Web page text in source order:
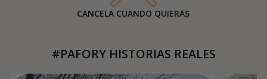
CANCELA CUANDO QUIERAS
#PAFORY HISTORIAS REALES